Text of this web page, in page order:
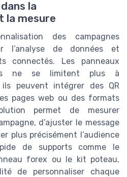
la
la mesure
des campagnes
l’analyse de données et
connectés. Les panneaux
ne se limitent plus à
ils peuvent intégrer des QR
pages web ou des formats
permet de mesurer
d’ajuster le message
plus précisément l’audience
de supports comme le
forex ou le kit poteau,
de personnaliser chaque